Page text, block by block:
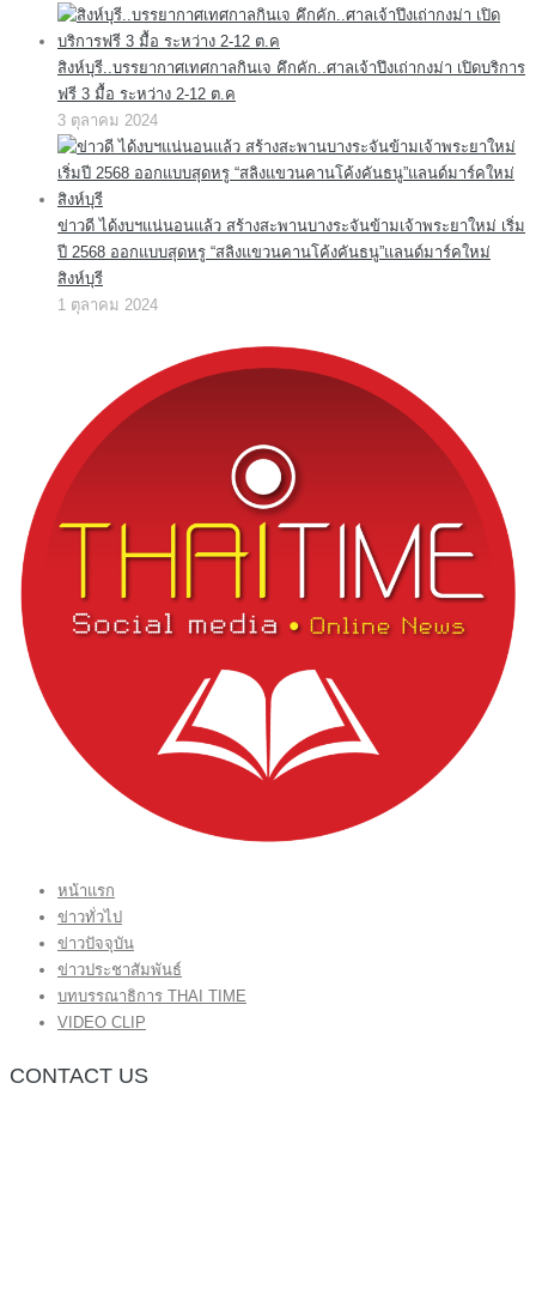
สิงห์บุรี..บรรยากาศเทศกาลกินเจ คึกคัก..ศาลเจ้าปึงเถ่ากงม่า เปิดบริการ
ฟรี 3 มื้อ ระหว่าง 2-12 ต.ค
3 ตุลาคม 2024
ข่าวดี ได้งบฯแน่นอนแล้ว สร้างสะพานบางระจันข้ามเจ้าพระยาใหม่ เริ่ม
ปี 2568 ออกแบบสุดหรู “สลิงแขวนคานโค้งคันธนู”แลนด์มาร์คใหม่
สิงห์บุรี
1 ตุลาคม 2024
หน้าแรก
ข่าวทั่วไป
ข่าวปัจจุบัน
ข่าวประชาสัมพันธ์
บทบรรณาธิการ THAI TIME
VIDEO CLIP
CONTACT US